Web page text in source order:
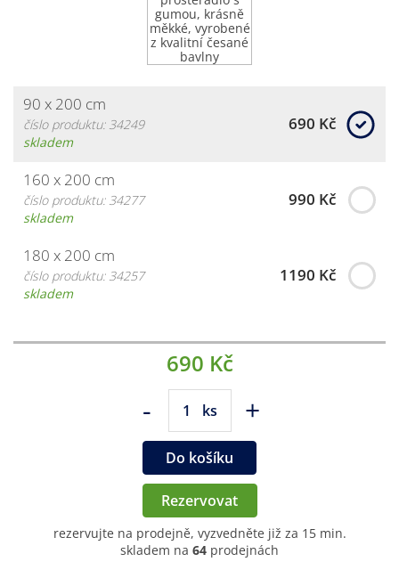
90 x 200 cm
číslo produktu: 34249
skladem
690 Kč
160 x 200 cm
číslo produktu: 34277
skladem
990 Kč
180 x 200 cm
číslo produktu: 34257
skladem
1190 Kč
690 Kč
- ks +
Do košíku
Rezervovat
rezervujte na prodejně, vyzvedněte již za 15 min.
skladem na 64 prodejnách